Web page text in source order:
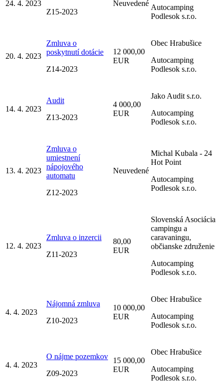
24. 4. 2023
Z15-2023
Neuvedené Autocamping
Podlesok s.r.o.
20. 4. 2023
Zmluva o
poskytnutí dotácie
Z14-2023
12 000,00
EUR
Obec Hrabušice
Autocamping
Podlesok s.r.o.
14. 4. 2023
Audit
Z13-2023
4 000,00
EUR
Jako Audit s.r.o.
Autocamping
Podlesok s.r.o.
13. 4. 2023
Zmluva o
umiestnení
nápojového
automatu
Z12-2023
Neuvedené
Michal Kubala - 24
Hot Point
Autocamping
Podlesok s.r.o.
12. 4. 2023
Zmluva o inzercii
Z11-2023
80,00
EUR
Slovenská Asociácia
campingu a
caravaningu,
občianske združenie
Autocamping
Podlesok s.r.o.
4. 4. 2023
Nájomná zmluva
Z10-2023
10 000,00
EUR
Obec Hrabušice
Autocamping
Podlesok s.r.o.
4. 4. 2023
O nájme pozemkov
Z09-2023
15 000,00
EUR
Obec Hrabušice
Autocamping
Podlesok s.r.o.